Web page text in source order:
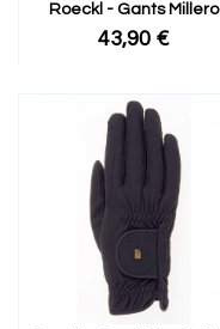
Roeckl - Gants Millero
43,90 €